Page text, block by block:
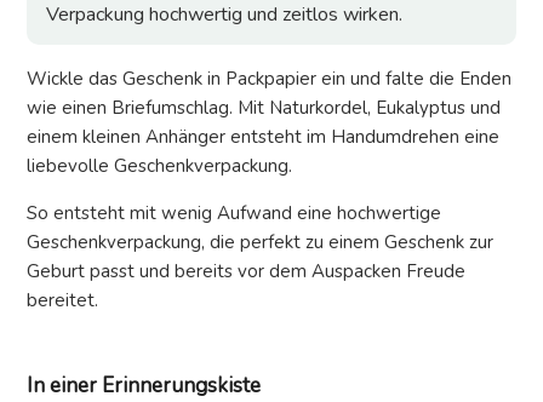
Verpackung hochwertig und zeitlos wirken.
Wickle das Geschenk in Packpapier ein und falte die Enden
wie einen Briefumschlag. Mit Naturkordel, Eukalyptus und
einem kleinen Anhänger entsteht im Handumdrehen eine
liebevolle Geschenkverpackung.
So entsteht mit wenig Aufwand eine hochwertige
Geschenkverpackung, die perfekt zu einem Geschenk zur
Geburt passt und bereits vor dem Auspacken Freude
bereitet.
In einer Erinnerungskiste